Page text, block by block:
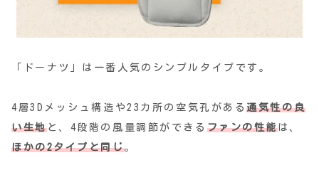
「ドーナツ」は一番人気のシンプルタイプです。
4層3Dメッシュ構造や23カ所の空気孔がある通気性の良
い生地と、4段階の風量調節ができる ファンの性能は、
ほかの2タイプと同じ。